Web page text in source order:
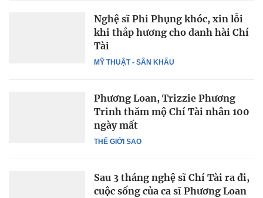
MỸ THUẬT - SÂN KHẤU
Nghệ sĩ Phi Phụng khóc, xin lỗi
khi thắp hương cho danh hài Chí
Tài
THẾ GIỚI SAO
Phương Loan, Trizzie Phương
Trinh thăm mộ Chí Tài nhân 100
ngày mất
Sau 3 tháng nghệ sĩ Chí Tài ra đi,
cuộc sống của ca sĩ Phương Loan